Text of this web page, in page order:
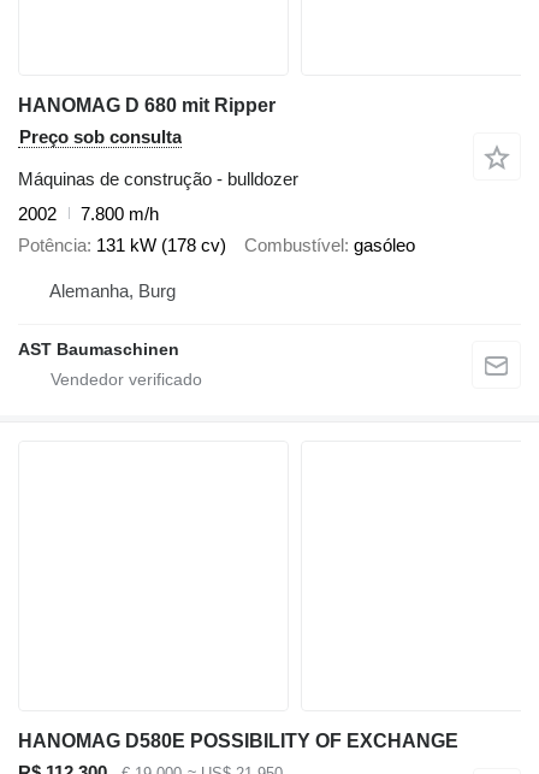
HANOMAG D 680 mit Ripper
Preço sob consulta
Máquinas de construção - bulldozer
2002
7.800 m/h
Potência 131 kW (178 cv) Combustível gasóleo
Alemanha, Burg
AST Baumaschinen
HANOMAG D580E POSSIBILITY OF EXCHANGE